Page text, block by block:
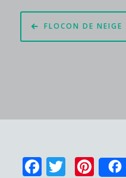
Navigation
de
FLOCON DE NEIGE
F
T
Pi